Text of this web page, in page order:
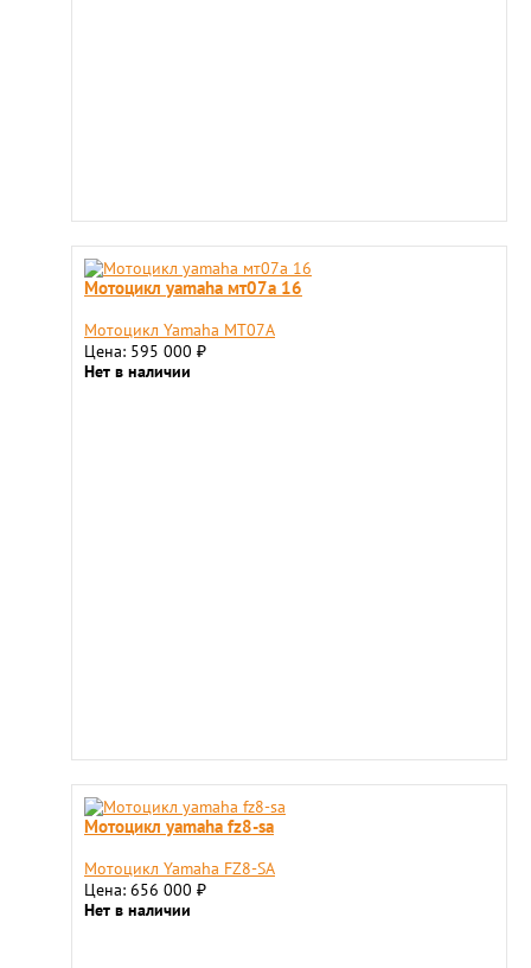
Мотоцикл yamaha мт07a 16
Мотоцикл Yamaha МТ07A
Цена: 595 000 ₽
Нет в наличии
Мотоцикл yamaha fz8-sa
Мотоцикл Yamaha FZ8-SA
Цена: 656 000 ₽
Нет в наличии